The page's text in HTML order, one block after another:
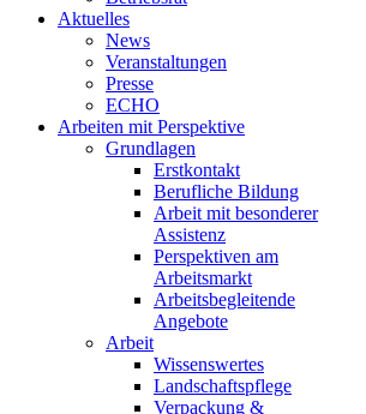
Aktuelles
News
Veranstaltungen
Presse
ECHO
Arbeiten mit Perspektive
Grundlagen
Erstkontakt
Berufliche Bildung
Arbeit mit besonderer
Assistenz
Perspektiven am
Arbeitsmarkt
Arbeitsbegleitende
Angebote
Arbeit
Wissenswertes
Landschaftspflege
Verpackung &